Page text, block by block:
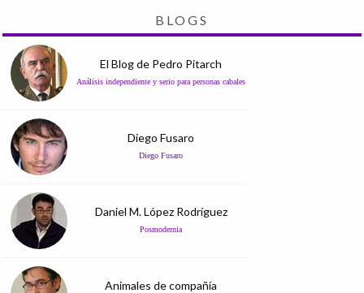
BLOGS
El Blog de Pedro Pitarch
Análisis independiente y serio para personas cabales
Diego Fusaro
Diego Fusaro
Daniel M. López Rodríguez
Posmodernia
Animales de compañía